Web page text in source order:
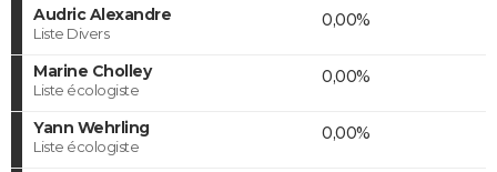
Audric Alexandre
Liste Divers
0,00%
Marine Cholley
Liste écologiste
0,00%
Yann Wehrling
Liste écologiste
0,00%